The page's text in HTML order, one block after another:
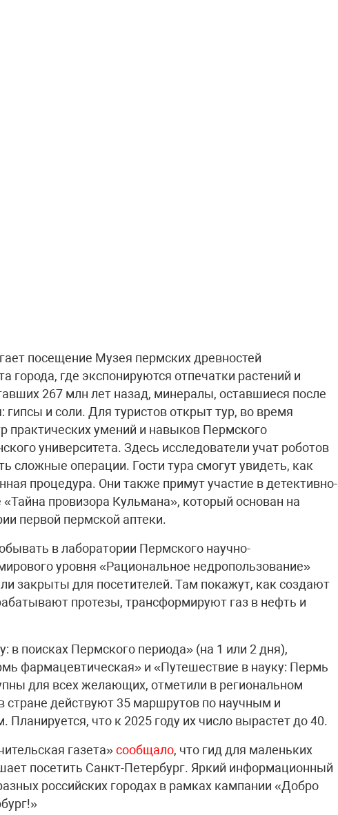
посещение Музея пермских древностей
города, где экспонируются отпечатки растений и
267 млн лет назад, минералы, оставшиеся после
гипсы и соли. Для туристов открыт тур, во время
практических умений и навыков Пермского
университета. Здесь исследователи учат роботов
сложные операции. Гости тура смогут увидеть, как
процедура. Они также примут участие в детективно-
провизора Кульмана», который основан на
первой пермской аптеки.
в лаборатории Пермского научно-
уровня «Рациональное недропользование»
закрыты для посетителей. Там покажут, как создают
протезы, трансформируют газ в нефть и
в поисках Пермского периода» (на 1 или 2 дня),
фармацевтическая» и «Путешествие в науку: Пермь
для всех желающих, отметили в региональном
стране действуют 35 маршрутов по научным и
Планируется, что к 2025 году их число вырастет до 40.
газета»сообщало, что гид для маленьких
посетить Санкт-Петербург. Яркий информационный
российских городах в рамках кампании «Добро